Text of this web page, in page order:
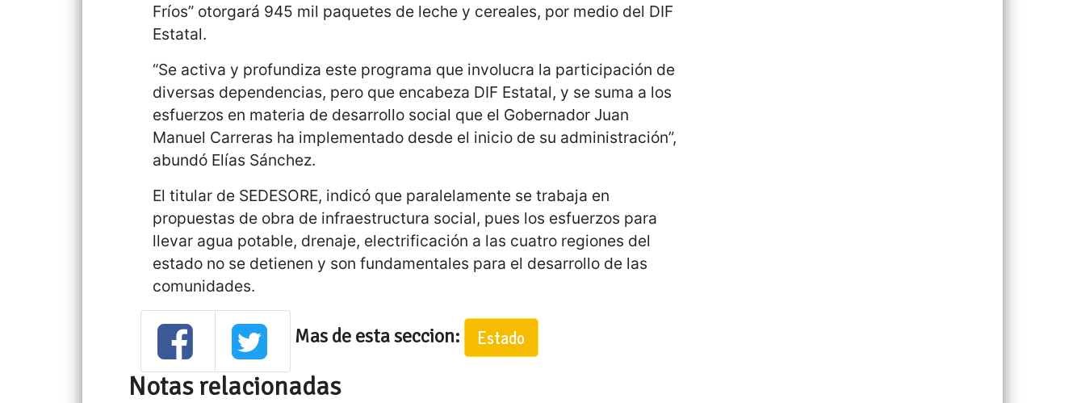
Fríos” otorgará 945 mil paquetes de leche y cereales, por medio del DIF
Estatal.
“Se activa y profundiza este programa que involucra la participación de
diversas dependencias, pero que encabeza DIF Estatal, y se suma a los
esfuerzos en materia de desarrollo social que el Gobernador Juan
Manuel Carreras ha implementado desde el inicio de su administración”,
abundó Elías Sánchez.
El titular de SEDESORE, indicó que paralelamente se trabaja en
propuestas de obra de infraestructura social, pues los esfuerzos para
llevar agua potable, drenaje, electrificación a las cuatro regiones del
estado no se detienen y son fundamentales para el desarrollo de las
comunidades.
Mas de esta seccion: Estado
Notas relacionadas